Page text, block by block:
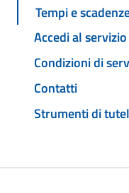
Tempi e
Accedi al servizio
Condizioni di
Contatti
Strumenti di